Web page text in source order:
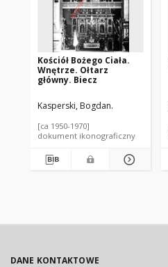
Kościół Bożego Ciała.
Wnętrze. Ołtarz
główny. Biecz
Kasperski, Bogdan.
[ca 1950-1970]
dokument ikonograficzny
DANE KONTAKTOWE